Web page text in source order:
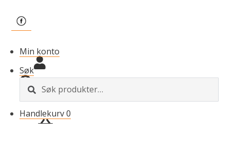
Min konto
Søk
k
Handlekurv0